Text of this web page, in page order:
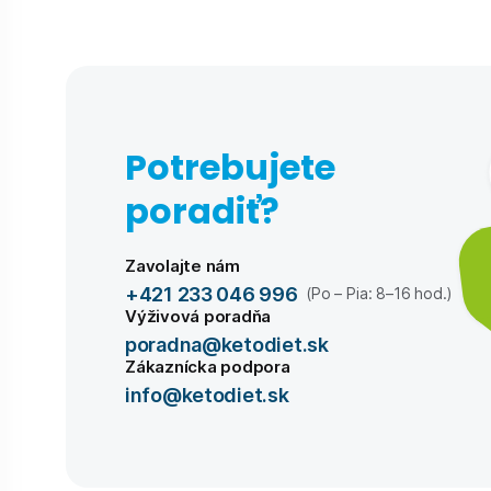
Potrebujete
poradiť?
Zavolajte nám
+421 233 046 996 (Po – Pia: 8–16 hod.)
Výživová poradňa
poradna@ketodiet.sk
Zákaznícka podpora
info@ketodiet.sk